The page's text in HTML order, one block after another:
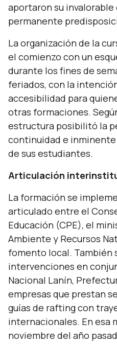
aportaron su
permanente
La organización de la
el comienzo con un
durante los fines de
feriados, con la
accesibilidad para
otras formaciones.
estructura posibilitó la
continuidad e
de sus estudiantes.
Articulación
La formación se
articulado entre el
Educación (CPE), el
Ambiente y Recursos
fomento local. También
intervenciones en
Nacional Lanín,
empresas que prestan
guías de rafting con
internacionales. En esa
noviembre del año